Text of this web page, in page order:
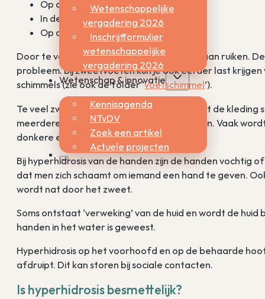
Wetenschappelijke
vergadering 2026
Inschrijfformulier
wetenschappelijke
vergadering 2026
Wetenschap & innovatie
Kennisagenda
NTvDV
Zoek een artikel
Actuele projecten
Op de borst en rug
In de liezen
Op de voetzolen.
Door te veel zweten kan de huid ook vies gaan ruiken.
probleem. Bij zweetvoeten kun je ook eerder last
schimmels (zie ook de folder ‘voetschimmel’).
Te veel zweten in de oksels zorgt ervoor dat de kleding
meerdere keren per dag kleding verwisselen. Vaak
donkere en wijde kleding.
Bij hyperhidrosis van de handen zijn de handen vochtig
dat men zich schaamt om iemand een hand te geven.
wordt nat door het zweet.
Soms ontstaat ‘verweking’ van de huid en wordt de
handen in het water is geweest.
Hyperhidrosis op het voorhoofd en op de behaarde
afdruipt. Dit kan storen bij sociale contacten.
Is hyperhidrosis besmettelijk?